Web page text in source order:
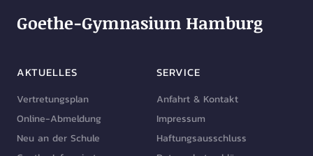
Goethe-Gymnasium Hamburg
AKTUELLES
Vertretungsplan
Online-Abmeldung
Neu an der Schule
SERVICE
Anfahrt & Kontakt
Impressum
Haftungsausschluss